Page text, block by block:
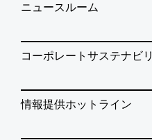
ニュースルーム
コーポレートサステナビ
情報提供ホットライン